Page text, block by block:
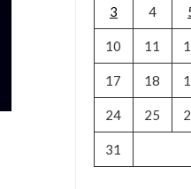
3 4
10 11
17 18
24 25
31